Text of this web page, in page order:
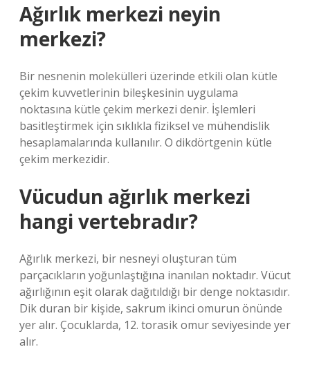
Ağırlık merkezi neyin
merkezi?
Bir nesnenin molekülleri üzerinde etkili olan kütle
çekim kuvvetlerinin bileşkesinin uygulama
noktasına kütle çekim merkezi denir. İşlemleri
basitleştirmek için sıklıkla fiziksel ve mühendislik
hesaplamalarında kullanılır. O dikdörtgenin kütle
çekim merkezidir.
Vücudun ağırlık merkezi
hangi vertebradır?
Ağırlık merkezi, bir nesneyi oluşturan tüm
parçacıkların yoğunlaştığına inanılan noktadır. Vücut
ağırlığının eşit olarak dağıtıldığı bir denge noktasıdır.
Dik duran bir kişide, sakrum ikinci omurun önünde
yer alır. Çocuklarda, 12. torasik omur seviyesinde yer
alır.